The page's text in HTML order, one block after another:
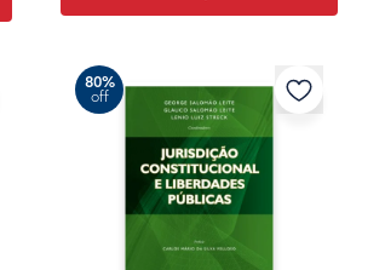
80%
off